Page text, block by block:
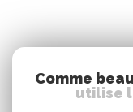
Comme
utilise